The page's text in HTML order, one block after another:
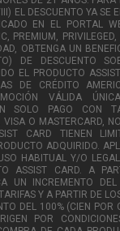
EL DESCUENTO YA SE
EN EL PORTAL
PREMIUM,
OBTENGA UN
DE DESCUENTO
EL PRODUCTO
DE CRÉDITO
VÁLIDA
SOLO PAGO CON
VISA O MASTERCARD,
CARD TIENEN
ADQUIRIDO.
HABITUAL Y/O
ASSIST CARD. A
UN INCREMENTO
Y A PARTIR DE
DEL 100% (CIEN POR
POR